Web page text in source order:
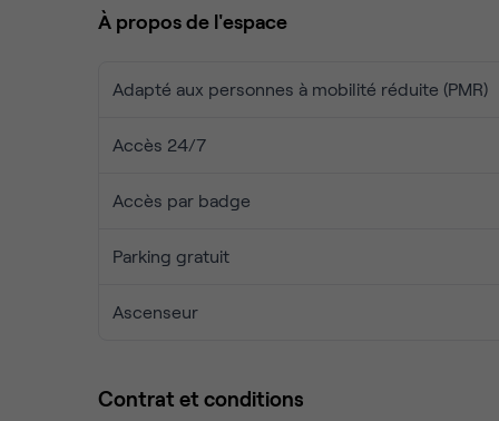
🏢 Situé dans un immeuble exclusivement
Idéal pour indépendants, startups ou petites
Pour plus d’informations ou organiser une visite,
À propos de l'espace
Adapté aux personnes à mobilité réduite (PMR)
Accès 24/7
Accès par badge
Parking gratuit
Ascenseur
Contrat et conditions